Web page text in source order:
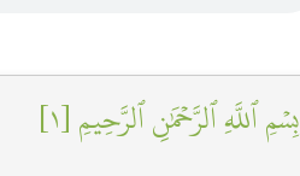
بِسۡمِ ٱللَّهِ ٱلرَّحۡمَٰنِ ٱلرَّحِيمِ [١]